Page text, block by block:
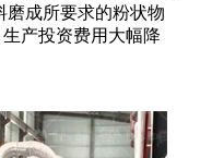
磨成所要求的粉状物
产投资费用大幅降